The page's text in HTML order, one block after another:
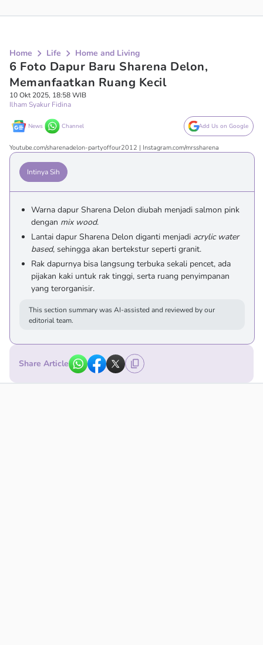
Home Life Home and Living
6 Foto Dapur Baru Sharena Delon,
Memanfaatkan Ruang Kecil
10 Okt 2025, 18:58 WIB
Ilham Syakur Fidina
News Channel Add Us on Google
Youtube.com/sharenadelon-partyoffour2012 | Instagram.com/mrssharena
Intinya Sih
Warna dapur Sharena Delon diubah menjadi salmon pink
dengan mix wood.
Lantai dapur Sharena Delon diganti menjadi acrylic water
based, sehingga akan bertekstur seperti granit.
Rak dapurnya bisa langsung terbuka sekali pencet, ada
pijakan kaki untuk rak tinggi, serta ruang penyimpanan
yang terorganisir.
This section summary was AI-assisted and reviewed by our
editorial team.
Share Article